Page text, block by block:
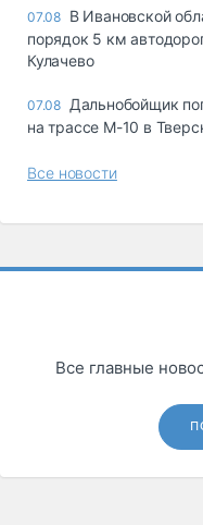
07.08 В Ивановской
порядок 5 км
Кулачево
07.08 Дальнобойщик
на трассе М-10 в
Все новости
Все главные